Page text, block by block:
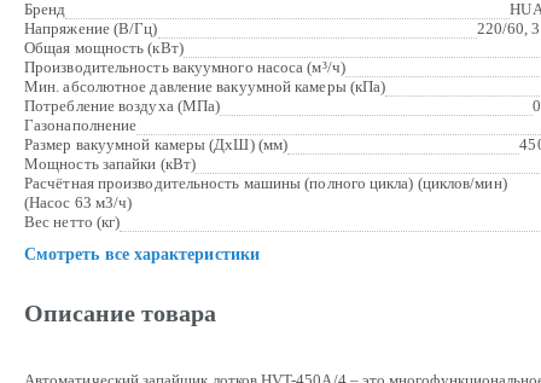
Бренд
Напряжение (В/Гц)
220/60,
Общая мощность (кВт)
Производительность вакуумного насоса (м³/ч)
Мин. абсолютное давление вакуумной камеры (кПа)
Потребление воздуха (МПа)
Газонаполнение
Размер вакуумной камеры (ДхШ) (мм)
Мощность запайки (кВт)
Расчётная производительность машины (полного цикла) (циклов/мин)
(Насос 63 м3/ч)
Вес нетто (кг)
Смотреть все характеристики
Описание товара